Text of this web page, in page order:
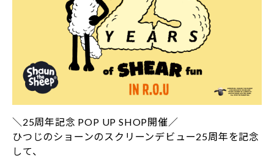
＼25周年記念 POP UP SHOP開催／
ひつじのショーンのスクリーンデビュー25周年を記念
して、